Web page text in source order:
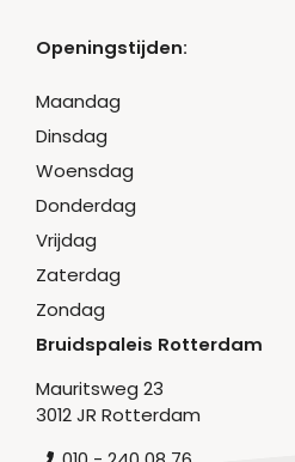
Openingstijden:
Maandag
Dinsdag
Woensdag
Donderdag
Vrijdag
Zaterdag
Zondag
Bruidspaleis Rotterdam
Mauritsweg 23
3012 JR Rotterdam